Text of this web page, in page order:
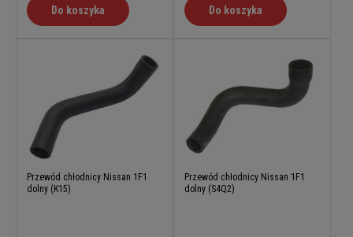
Do koszyka Do koszyka
Przewód chłodnicy Nissan 1F1
dolny (K15)
Przewód chłodnicy Nissan 1F1
dolny (S4Q2)